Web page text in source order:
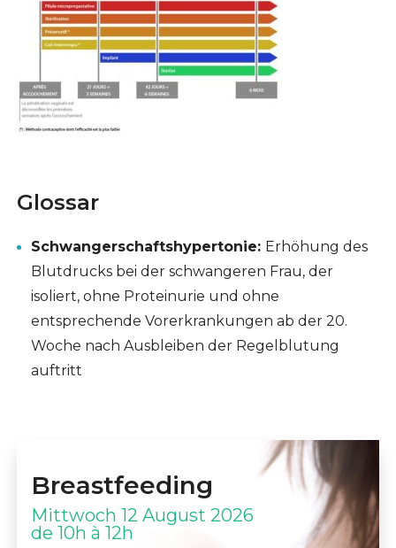
Glossar
Schwangerschaftshypertonie: Erhöhung des
Blutdrucks bei der schwangeren Frau, der
isoliert, ohne Proteinurie und ohne
entsprechende Vorerkrankungen ab der 20.
Woche nach Ausbleiben der Regelblutung
auftritt
Breastfeeding
Mittwoch 12 August 2026
de 10h à 12h